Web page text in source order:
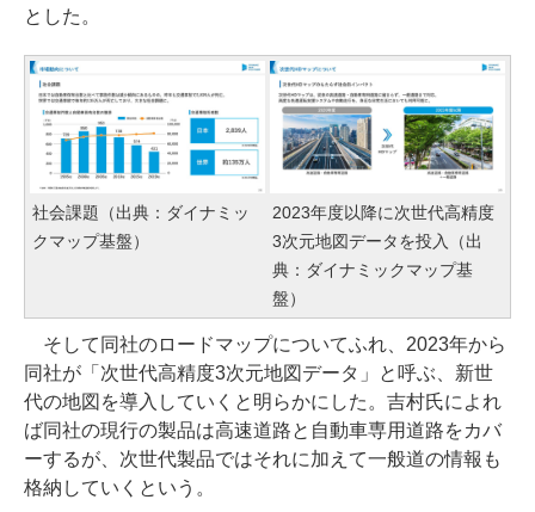
とした。
社会課題（出典：ダイナミッ
クマップ基盤）
2023年度以降に次世代高精度
3次元地図データを投入（出
典：ダイナミックマップ基
盤）
そして同社のロードマップについてふれ、2023年から
同社が「次世代高精度3次元地図データ」と呼ぶ、新世
代の地図を導入していくと明らかにした。吉村氏によれ
ば同社の現行の製品は高速道路と自動車専用道路をカバ
ーするが、次世代製品ではそれに加えて一般道の情報も
格納していくという。